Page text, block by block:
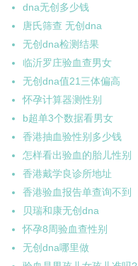
dna无创多少钱
唐氏筛查 无创dna
无创dna检测结果
临沂罗庄验血查男女
无创dna值21三体偏高
怀孕计算器测性别
b超单3个数据看男女
香港抽血验性别多少钱
怎样看出验血的胎儿性别
香港戴学良诊所地址
香港验血报告单查询不到
贝瑞和康无创dna
怀孕8周验血查性别
无创dna哪里做